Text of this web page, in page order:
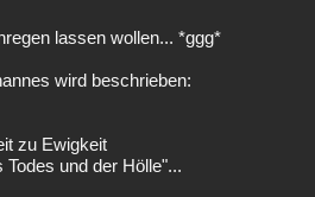
lassen wollen... *ggg*
wird beschrieben:
zu Ewigkeit
und der Hölle"...